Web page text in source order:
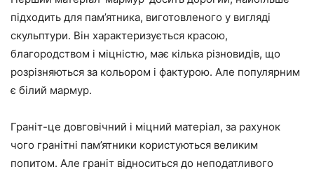
підходить для пам’ятника, виготовленого у вигляді
скульптури. Він характеризується красою,
благородством і міцністю, має кілька різновидів, що
розрізняються за кольором і фактурою. Але популярним
є білий мармур.
Граніт-це довговічний і міцний матеріал, за рахунок
чого гранітні пам’ятники користуються великим
попитом. Але граніт відноситься до неподатливого